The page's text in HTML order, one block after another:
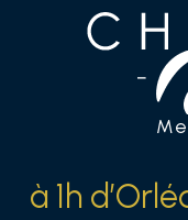
à 1h